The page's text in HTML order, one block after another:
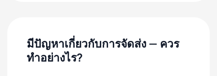
มีปัญหาเกี่ยวกับการจัดส่ง — ควร
ทำอย่างไร?